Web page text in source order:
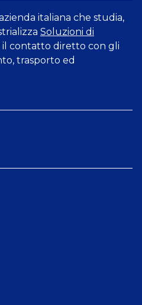
italiana che studia,
Soluzioni di
il contatto diretto con gli
trasporto ed